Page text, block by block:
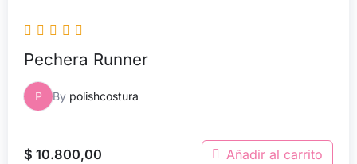
Pechera Runner
P By polishcostura
$ 10.800,00 Añadir al carrito